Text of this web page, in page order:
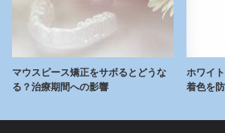
マウスピース矯正をサボるとどうな
る？治療期間への影響
ホワイ
着色を